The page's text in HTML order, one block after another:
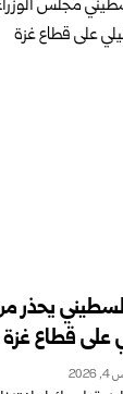
على قطاع غزة